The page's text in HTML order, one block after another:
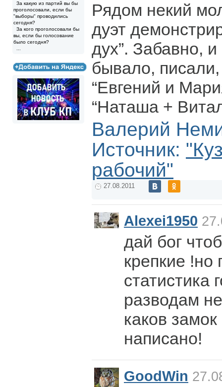
За какую из партий вы бы
проголосовали, если бы
"выборы" проводились
сегодня?
За кого проголосовали бы
вы, если бы голосование
было сегодня?
Рядом некий
дуэт
дух”. Забавно,
бывало,
“Евгений и
“Наташа +
Валерий
Источник:
рабочий"
27.08.2011
Alexei1950
дай бог
крепкие !но
статистика
разводам
каков
написано!
GoodWin